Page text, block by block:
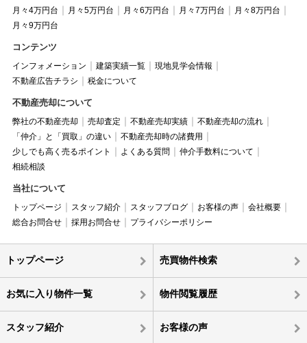
月々4万円台 月々5万円台 月々6万円台 月々7万円台
月々8万円台
月々9万円台
コンテンツ
インフォメーション 建築実績一覧
現地見学会情報
不動産広告チラシ
税金について
不動産売却について
弊社の不動産売却 売却査定 不動産売却実績
不動産売却の流れ
「仲介」と「買取」の違い
不動産売却時の諸費用
少しでも高く売るポイント
よくある質問
仲介手数料について
相続相談
当社について
トップページ スタッフ紹介 スタッフブログ お客様の声
会社概要
総合お問合せ
採用お問合せ プライバシーポリシー
トップページ 売買物件検索
お気に入り物件一覧 物件閲覧履歴
スタッフ紹介 お客様の声